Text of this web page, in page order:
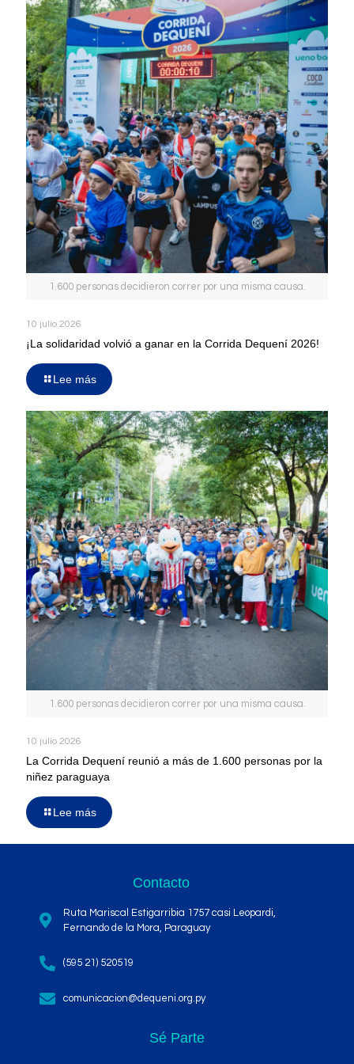
1.600 personas decidieron correr por una misma causa.
10 julio 2026
¡La solidaridad volvió a ganar en la Corrida Dequení 2026!
Lee más
1.600 personas decidieron correr por una misma causa.
10 julio 2026
La Corrida Dequení reunió a más de 1.600 personas por la
niñez paraguaya
Lee más
Contacto
Ruta Mariscal Estigarribia 1757 casi Leopardi,
Fernando de la Mora, Paraguay
(595 21) 520519
comunicacion@dequeni.org.py
Sé Parte